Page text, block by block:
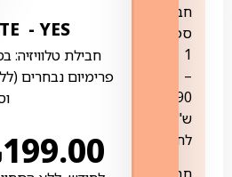
חבילת
ספורט
1
–
79.90
ש"ח
לחודש
YES ‏- ‏ Yes Plus ULTIMATE
חבילת טלוויזיה:
פרימיום נבחרים
199.00